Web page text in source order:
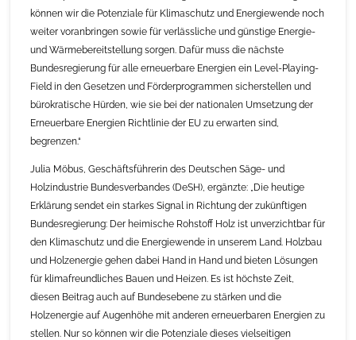
können wir die Potenziale für Klimaschutz und Energiewende noch
weiter voranbringen sowie für verlässliche und günstige Energie-
und Wärmebereitstellung sorgen. Dafür muss die nächste
Bundesregierung für alle erneuerbare Energien ein Level-Playing-
Field in den Gesetzen und Förderprogrammen sicherstellen und
bürokratische Hürden, wie sie bei der nationalen Umsetzung der
Erneuerbare Energien Richtlinie der EU zu erwarten sind,
begrenzen.“
Julia Möbus, Geschäftsführerin des Deutschen Säge- und
Holzindustrie Bundesverbandes (DeSH), ergänzte: „Die heutige
Erklärung sendet ein starkes Signal in Richtung der zukünftigen
Bundesregierung: Der heimische Rohstoff Holz ist unverzichtbar für
den Klimaschutz und die Energiewende in unserem Land. Holzbau
und Holzenergie gehen dabei Hand in Hand und bieten Lösungen
für klimafreundliches Bauen und Heizen. Es ist höchste Zeit,
diesen Beitrag auch auf Bundesebene zu stärken und die
Holzenergie auf Augenhöhe mit anderen erneuerbaren Energien zu
stellen. Nur so können wir die Potenziale dieses vielseitigen